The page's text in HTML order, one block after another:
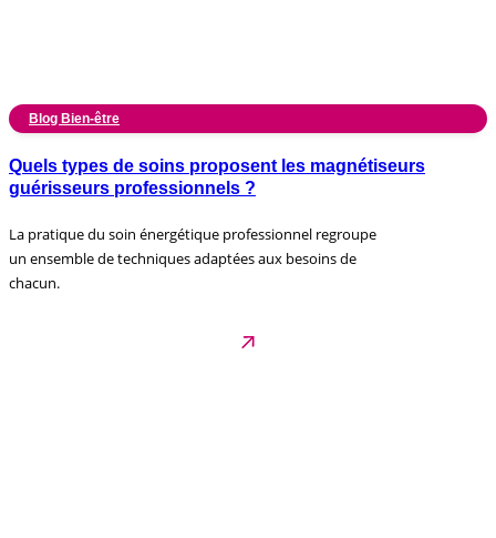
Blog Bien-être
Quels types de soins proposent les magnétiseurs
guérisseurs professionnels ?
La pratique du soin énergétique professionnel regroupe
un ensemble de techniques adaptées aux besoins de
chacun.